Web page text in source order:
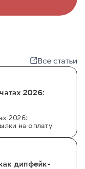
Все статьи
2026:
2026:
на оплату
дипфейк-